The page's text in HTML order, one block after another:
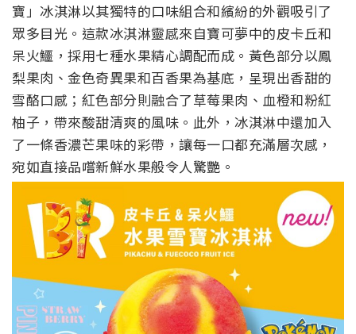
寶」冰淇淋以其獨特的口味組合和繽紛的外觀吸引了
眾多目光。這款冰淇淋靈感來自寶可夢中的皮卡丘和
呆火鱷，採用七種水果精心調配而成。黃色部分以鳳
梨果肉、金色奇異果和百香果為基底，呈現出香甜的
雪酪口感；紅色部分則融合了草莓果肉、血橙和粉紅
柚子，帶來酸甜清爽的風味。此外，冰淇淋中還加入
了一條香濃芒果味的彩帶，讓每一口都充滿層次感，
宛如直接品嚐新鮮水果般令人驚艷。